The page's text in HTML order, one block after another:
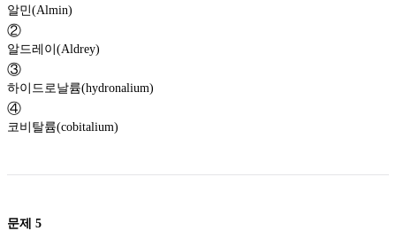
알민(Almin)
②
알드레이(Aldrey)
③
하이드로날륨(hydronalium)
④
코비탈륨(cobitalium)
문제 5